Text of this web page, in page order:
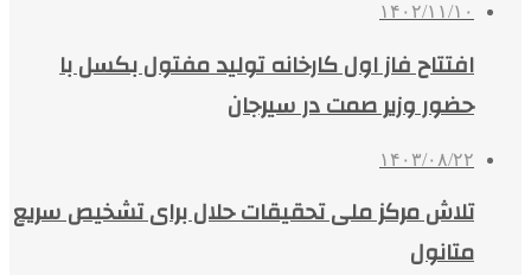
۱۴۰۲/۱۱/۱۰
افتتاح فاز اول کارخانه تولید مفتول بکسل با
حضور وزیر صمت در سیرجان
۱۴۰۳/۰۸/۲۲
تلاش مرکز ملی تحقیقات حلال برای تشخیص سریع
متانول